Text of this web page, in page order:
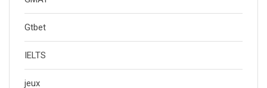
Gtbet
IELTS
jeux